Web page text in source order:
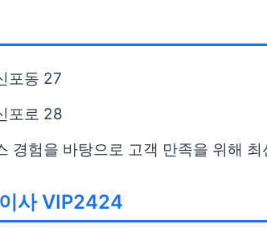
포동 27
포로 28
경험을 바탕으로 고객 만족을 위해
사 VIP2424